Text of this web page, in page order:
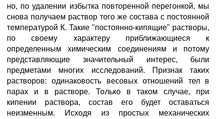
но, по удалении избытка повторенной перегонкой, мы
снова получаем раствор того же состава с постоянной
температурой К. Taкиe "постоянно-кипящие" растворы,
по своему характеру приближающиеся к
определенным химическим соединениям и потому
представляющие значительный интерес, были
предметами многих исследований. Признак таких
растворов: одинаковость весовых отношений тел в
парах и в растворе. Только в таком случае, при
кипении раствора, состав его будет оставаться
неизменным. Исходя из простых механических